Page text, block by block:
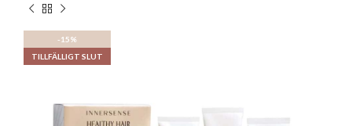
-15%
TILLFÄLLIGT SLUT